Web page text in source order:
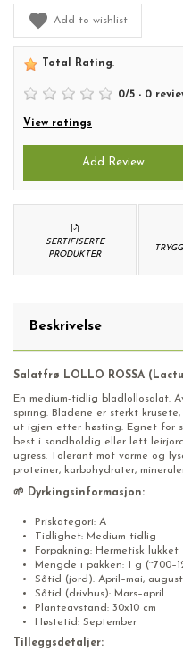
Add to wishlist
Total Rating:
0/5 - 0
View ratings
Add Review
SERTIFISERTE
PRODUKTER
Beskrivelse
Salatfrø LOLLO ROSSA
En medium-tidlig bladlollosalat.
spiring. Bladene er sterkt
ut igjen etter høsting. Egnet for
best i sandholdig eller lett
ugress. Tolerant mot varme og
proteiner, karbohydrater,
🌱 Dyrkingsinformasjon:
Priskategori: A
Tidlighet: Medium-tidlig
Forpakning: Hermetisk lukket
Mengde i pakken: 1 g
Såtid (jord): April–mai, august
Såtid (drivhus): Mars–april
Planteavstand: 30x10 cm
Høstetid: September
Tilleggsdetaljer: